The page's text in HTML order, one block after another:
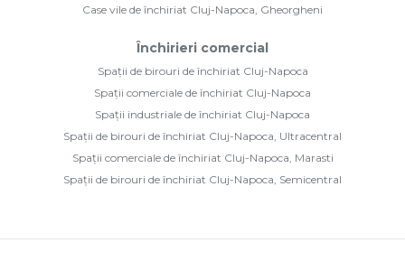
Case vile de închiriat Cluj-Napoca, Gheorgheni
Închirieri comercial
Spații de birouri de închiriat Cluj-Napoca
Spații comerciale de închiriat Cluj-Napoca
Spații industriale de închiriat Cluj-Napoca
Spații de birouri de închiriat Cluj-Napoca, Ultracentral
Spații comerciale de închiriat Cluj-Napoca, Marasti
Spații de birouri de închiriat Cluj-Napoca, Semicentral